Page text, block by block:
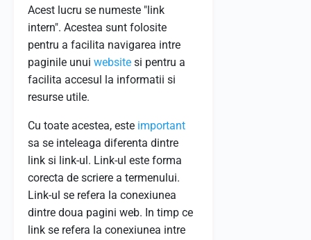
Acest lucru se numeste "link
intern". Acestea sunt folosite
pentru a facilita navigarea intre
paginile unui website si pentru a
facilita accesul la informatii si
resurse utile.
Cu toate acestea, este important
sa se inteleaga diferenta dintre
link si link-ul. Link-ul este forma
corecta de scriere a termenului.
Link-ul se refera la conexiunea
dintre doua pagini web. In timp ce
link se refera la conexiunea intre